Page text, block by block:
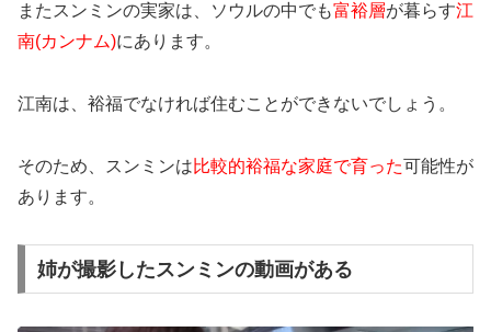
またスンミンの実家は、ソウルの中でも富裕層が暮らす江
南(カンナム)にあります。
江南は、裕福でなければ住むことができないでしょう。
そのため、スンミンは比較的裕福な家庭で育った可能性が
あります。
姉が撮影したスンミンの動画がある